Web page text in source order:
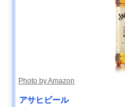
Photo by Amazon
アサヒビール